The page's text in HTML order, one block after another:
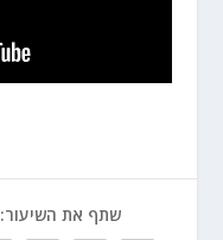
שתף את השיעור: